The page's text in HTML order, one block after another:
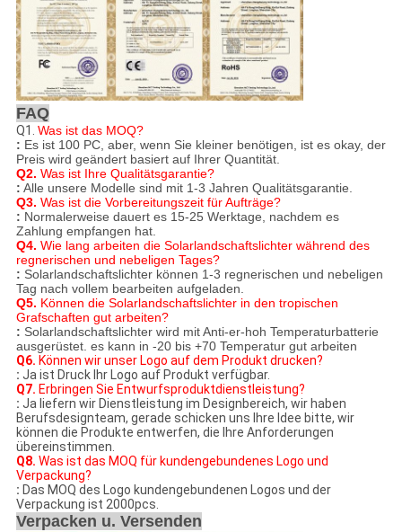
FAQ
Q1. Was ist das MOQ?
: Es ist 100 PC, aber, wenn Sie kleiner benötigen, ist es okay, der
Preis wird geändert basiert auf Ihrer Quantität.
Q2. Was ist Ihre Qualitätsgarantie?
: Alle unsere Modelle sind mit 1-3 Jahren Qualitätsgarantie.
Q3. Was ist die Vorbereitungszeit für Aufträge?
: Normalerweise dauert es 15-25 Werktage, nachdem es
Zahlung empfangen hat.
Q4. Wie lang arbeiten die Solarlandschaftslichter während des
regnerischen und nebeligen Tages?
: Solarlandschaftslichter können 1-3 regnerischen und nebeligen
Tag nach vollem bearbeiten aufgeladen.
Q5. Können die Solarlandschaftslichter in den tropischen
Grafschaften gut arbeiten?
: Solarlandschaftslichter wird mit Anti-er-hoh Temperaturbatterie
ausgerüstet. es kann in -20 bis +70 Temperatur gut arbeiten
Q6. Können wir unser Logo auf dem Produkt drucken?
: Ja ist Druck Ihr Logo auf Produkt verfügbar.
Q7. Erbringen Sie Entwurfsproduktdienstleistung?
: Ja liefern wir Dienstleistung im Designbereich, wir haben
Berufsdesignteam, gerade schicken uns Ihre Idee bitte, wir
können die Produkte entwerfen, die Ihre Anforderungen
übereinstimmen.
Q8. Was ist das MOQ für kundengebundenes Logo und
Verpackung?
: Das MOQ des Logo kundengebundenen Logos und der
Verpackung ist 2000pcs.
Verpacken u. Versenden